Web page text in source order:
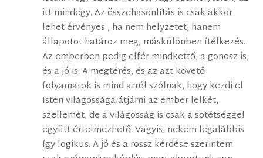
itt mindegy. Az összehasonlítás is csak akkor
lehet érvényes , ha nem helyzetet, hanem
állapotot határoz meg, máskülönben ítélkezés.
Az emberben pedig elfér mindkettő, a gonosz is,
és a jó is. A megtérés, és az azt követő
folyamatok is mind arról szólnak, hogy kezdi el
Isten világossága átjárni az ember lelkét,
szellemét, de a világosság is csak a sötétséggel
együtt értelmezhető. Vagyis, nekem legalábbis
így logikus. A jó és a rossz kérdése szerintem